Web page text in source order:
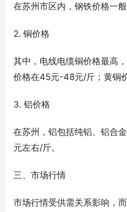
在苏州市区内，钢铁价格一
2. 铜价格
其中，电线电缆铜价格最高
价格在45元-48元/斤；黄铜
3. 铝价格
在苏州，铝包括纯铝、铝合
元左右/斤。
三、市场行情
市场行情受供需关系影响，